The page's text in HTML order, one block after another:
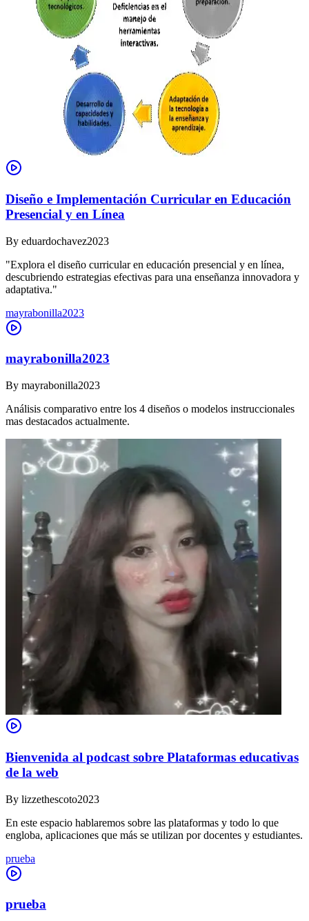
Diseño e Implementación Curricular en Educación
Presencial y en Línea
By eduardochavez2023
"Explora el diseño curricular en educación presencial y en línea,
descubriendo estrategias efectivas para una enseñanza innovadora y
adaptativa."
mayrabonilla2023
mayrabonilla2023
By mayrabonilla2023
Análisis comparativo entre los 4 diseños o modelos instruccionales
mas destacados actualmente.
Bienvenida al podcast sobre Plataformas educativas
de la web
By lizzethescoto2023
En este espacio hablaremos sobre las plataformas y todo lo que
engloba, aplicaciones que más se utilizan por docentes y estudiantes.
prueba
prueba